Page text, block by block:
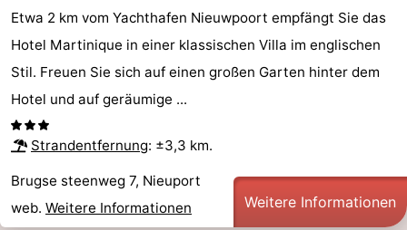
Etwa 2 km vom Yachthafen Nieuwpoort empfängt Sie das
Hotel Martinique in einer klassischen Villa im englischen
Stil. Freuen Sie sich auf einen großen Garten hinter dem
Hotel und auf geräumige ...
Strandentfernung: ±3,3 km.
Brugse steenweg 7, Nieuport
web. Weitere Informationen Weitere Informationen